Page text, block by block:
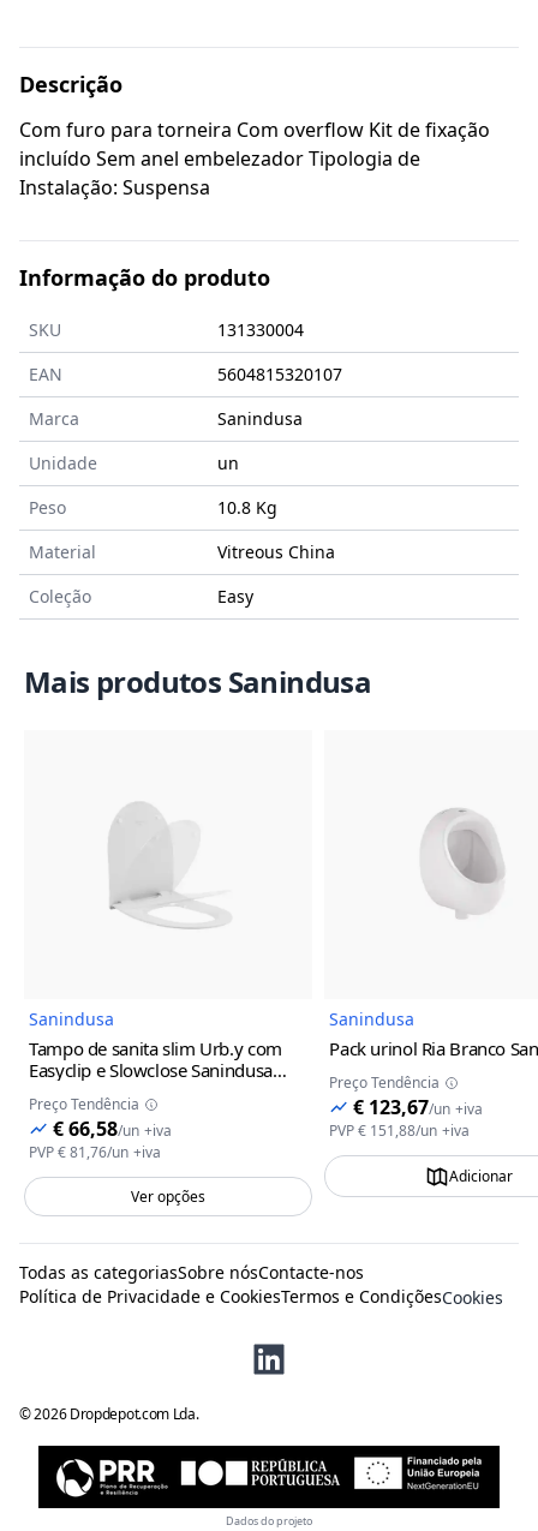
Descrição
Com furo para torneira Com overflow Kit de fixação
incluído Sem anel embelezador Tipologia de
Instalação: Suspensa
Informação do produto
SKU
131330004
EAN
5604815320107
Marca
Sanindusa
Unidade
un
Peso
10.8 Kg
Material
Vitreous China
Coleção
Easy
Mais produtos Sanindusa
Sanindusa
Tampo de sanita slim Urb.y com
Easyclip e Slowclose Sanindusa
Preço Tendência
€ 66,58/un +iva
PVP€ 81,76/un +iva
Ver opções
Sanindusa
Pack urinol Ria Branco
Preço Tendência
€ 123,67/un +iva
PVP€ 151,88/un +iva
Adicionar
©2026 Dropdepot.com Lda.
Todas as categoriasSobre nósContacte-nos
Política de Privacidade e CookiesTermos e CondiçõesCookies
Dados do projeto